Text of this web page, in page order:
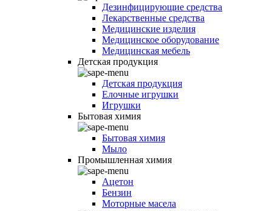
Дезинфицирующие средства
Лекарственные средства
Медицинские изделия
Медицинское оборудование
Медицинская мебель
Детская продукция
Детская продукция
Елочные игрушки
Игрушки
Бытовая химия
Бытовая химия
Мыло
Промышленная химия
Ацетон
Бензин
Моторные масела